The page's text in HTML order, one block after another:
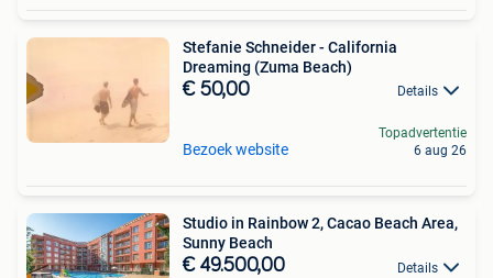
Stefanie Schneider - California
Dreaming (Zuma Beach)
€ 50,00 Details
Bezoek website
Topadvertentie
6 aug 26
Studio in Rainbow 2, Cacao Beach Area,
Sunny Beach
€ 49.500,00 Details